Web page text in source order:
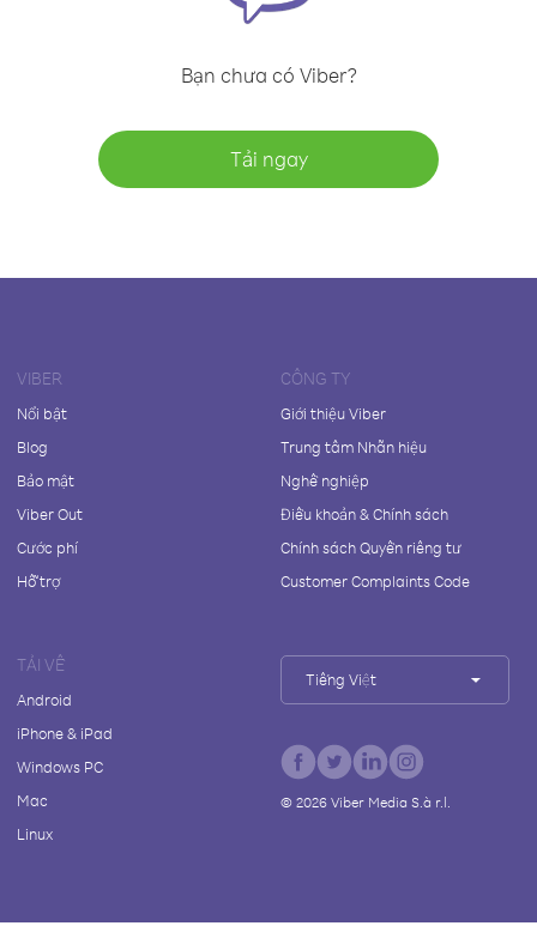
Bạn chưa có Viber?
Tải ngay
VIBER
Nổi bật
Blog
Bảo mật
Viber Out
Cước phí
Hỗ trợ
CÔNG TY
Giới thiệu Viber
Trung tâm Nhãn hiệu
Nghề nghiệp
Điều khoản & Chính sách
Chính sách Quyền riêng tư
Customer Complaints Code
TẢI VỀ
Android
iPhone & iPad
Windows PC
Mac
Linux
Tiếng Việt
© 2026Viber Media S.à r.l.